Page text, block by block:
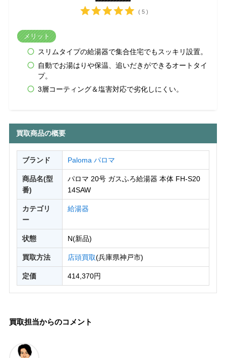
( 5 )
メリット
スリムタイプの給湯器で集合住宅でもスッキリ設置。
自動でお湯はりや保温、追いだきができるオートタイ
プ。
3層コーティング＆塩害対応で劣化しにくい。
買取商品の概要
ブランド Paloma パロマ
商品名(型
番)
パロマ 20号 ガスふろ給湯器 本体 FH-S20
14SAW
カテゴリ
ー
給湯器
状態 N(新品)
買取方法 店頭買取(兵庫県神戸市)
定価 414,370円
買取担当からのコメント